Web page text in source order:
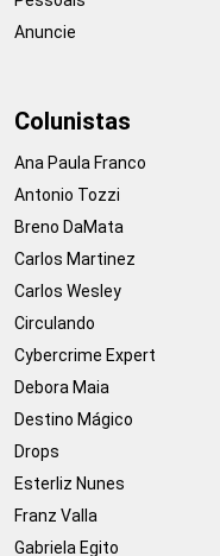
Anuncie
Colunistas
Ana Paula Franco
Antonio Tozzi
Breno DaMata
Carlos Martinez
Carlos Wesley
Circulando
Cybercrime Expert
Debora Maia
Destino Mágico
Drops
Esterliz Nunes
Franz Valla
Gabriela Egito